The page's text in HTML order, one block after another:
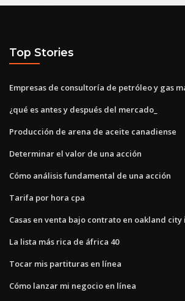
Top Stories
Empresas de consultoría de petróleo y gas
¿qué es antes y después del mercado_
Producción de arena de aceite canadiense
Determinar el valor de una acción
Cómo análisis fundamental de una acción
Tarifa por hora cpa
Casas en venta bajo contrato en oakland
La lista más rica de áfrica 40
Tocar mis partituras en línea
Cómo lanzar mi negocio en línea